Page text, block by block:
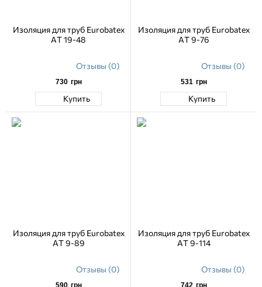
Изоляция для труб Eurobatex
AT 19-48
Отзывы (0)
730 грн
Купить
Изоляция для труб Eurobatex
AT 9-76
Отзывы (0)
531 грн
Купить
Изоляция для труб Eurobatex
AT 9-89
Отзывы (0)
590 грн
Изоляция для труб Eurobatex
AT 9-114
Отзывы (0)
742 грн